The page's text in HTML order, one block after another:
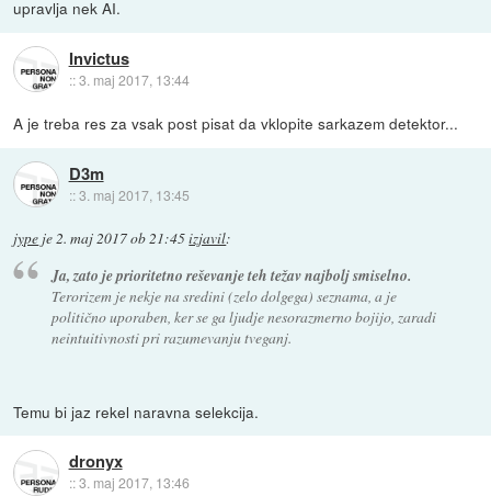
upravlja nek AI.
Invictus
::3. maj 2017, 13:44
A je treba res za vsak post pisat da vklopite sarkazem detektor...
D3m
::3. maj 2017, 13:45
jype je2. maj 2017 ob 21:45izjavil:
Ja, zato je prioritetno reševanje teh težav najbolj smiselno.
Terorizem je nekje na sredini (zelo dolgega) seznama, a je
politično uporaben, ker se ga ljudje nesorazmerno bojijo, zaradi
neintuitivnosti pri razumevanju tveganj.
Temu bi jaz rekel naravna selekcija.
dronyx
::3. maj 2017, 13:46